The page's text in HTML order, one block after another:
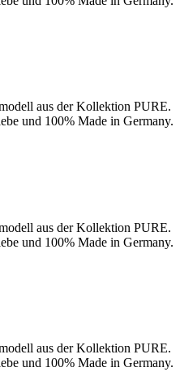
aus der Kollektion PURE.
und 100% Made in Germany.
aus der Kollektion PURE.
und 100% Made in Germany.
aus der Kollektion PURE.
und 100% Made in Germany.